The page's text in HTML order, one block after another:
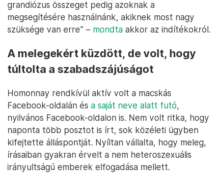
grandiózus összeget pedig azoknak a
megsegítésére használnánk, akiknek most nagy
szüksége van erre” – mondta akkor az indítékokról.
A melegekért küzdött, de volt, hogy
túltolta a szabadszájúságot
Homonnay rendkívül aktív volt a macskás
Facebook-oldalán és a saját neve alatt futó,
nyilvános Facebook-oldalon is. Nem volt ritka, hogy
naponta több posztot is írt, sok közéleti ügyben
kifejtette álláspontját. Nyíltan vállalta, hogy meleg,
írásaiban gyakran érvelt a nem heteroszexuális
irányultságú emberek elfogadása mellett.